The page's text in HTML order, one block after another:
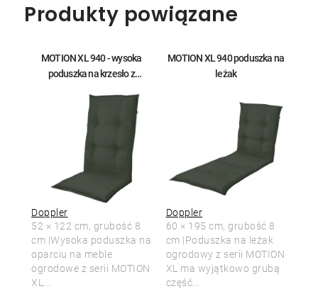
Produkty powiązane
MOTION XL 940 - wysoka
poduszka na krzesło z
Doppler
52 × 122 cm, grubość 8
cm |Wysoka poduszka na
oparciu na meble
ogrodowe z serii MOTION
XL...
MOTION XL 940 poduszka na
leżak
Doppler
60 × 195 cm, grubość 8
cm |Poduszka na leżak
ogrodowy z serii MOTION
XL ma wyjątkowo grubą
część...